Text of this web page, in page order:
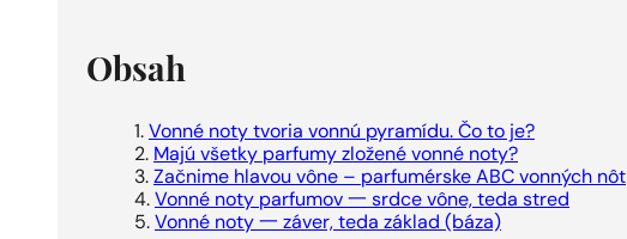
Obsah
Vonné noty tvoria vonnú pyramídu. Čo to je?
Majú všetky parfumy zložené vonné noty?
Začnime hlavou vône – parfumérske ABC vonných nôt
Vonné noty parfumov 一 srdce vône, teda stred
Vonné noty 一 záver, teda základ (báza)